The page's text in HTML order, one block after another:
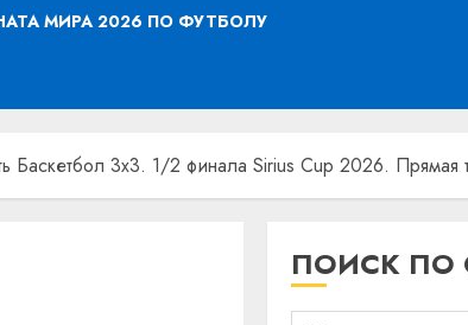
МИРА 2026 ПО ФУТБОЛУ
Баскетбол 3х3. 1/2 финала Sirius Cup 2026. Прямая
ПОИСК ПО